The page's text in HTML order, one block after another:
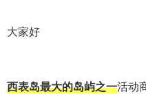
大家好
西表岛最大的岛屿之一活动